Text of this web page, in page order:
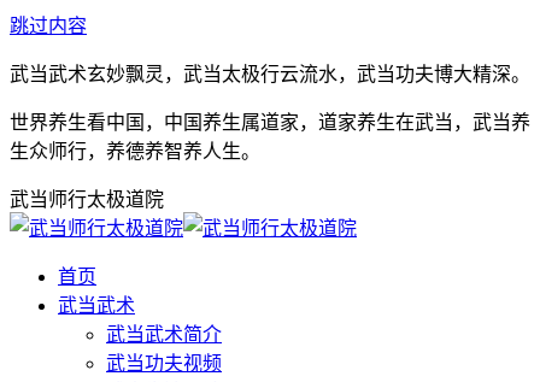
跳过内容
武当武术玄妙飘灵，武当太极行云流水，武当功夫博大精深。
世界养生看中国，中国养生属道家，道家养生在武当，武当养
生众师行，养德养智养人生。
武当师行太极道院
首页
武当武术
武当武术简介
武当功夫视频